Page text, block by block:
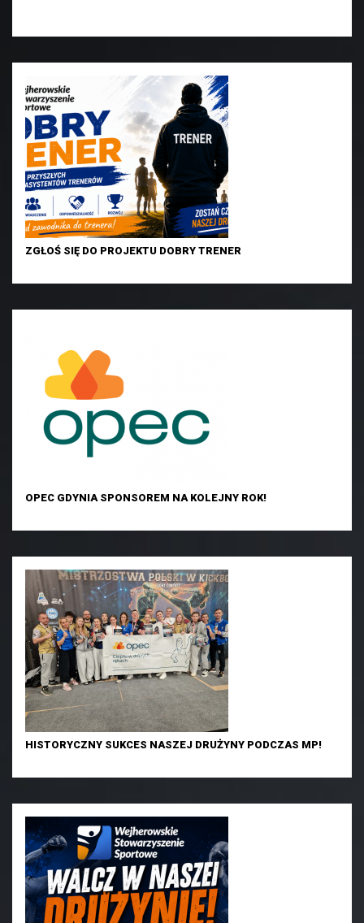
ZGŁOŚ SIĘ DO PROJEKTU DOBRY TRENER
OPEC GDYNIA SPONSOREM NA KOLEJNY ROK!
HISTORYCZNY SUKCES NASZEJ DRUŻYNY PODCZAS MP!